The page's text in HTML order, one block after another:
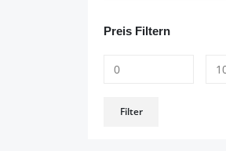
Preis Filtern
Preis
Preis
Filter